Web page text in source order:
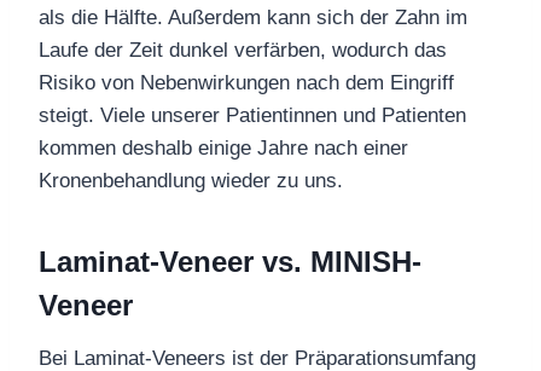
als die Hälfte. Außerdem kann sich der Zahn im
Laufe der Zeit dunkel verfärben, wodurch das
Risiko von Nebenwirkungen nach dem Eingriff
steigt. Viele unserer Patientinnen und Patienten
kommen deshalb einige Jahre nach einer
Kronenbehandlung wieder zu uns.
Laminat-Veneer vs. MINISH-
Veneer
Bei Laminat-Veneers ist der Präparationsumfang